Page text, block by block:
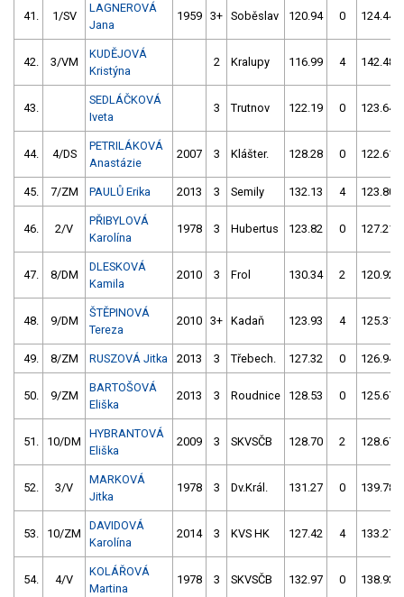
41. 1/SV
LAGNEROVÁ
Jana
1959 3+ Soběslav 120.94 0 124.44
42. 3/VM
KUDĚJOVÁ
Kristýna
2 Kralupy 116.99 4 142.48
43.
SEDLÁČKOVÁ
Iveta
3 Trutnov 122.19 0 123.64
44. 4/DS
PETRILÁKOVÁ
Anastázie
2007 3 Klášter. 128.28 0 122.61
45. 7/ZM PAULŮ Erika 2013 3 Semily 132.13 4 123.80
46. 2/V
PŘIBYLOVÁ
Karolína
1978 3 Hubertus 123.82 0 127.21
47. 8/DM
DLESKOVÁ
Kamila
2010 3 Frol 130.34 2 120.92
48. 9/DM
ŠTĚPINOVÁ
Tereza
2010 3+ Kadaň 123.93 4 125.31
49. 8/ZM RUSZOVÁ Jitka 2013 3 Třebech. 127.32 0 126.94
50. 9/ZM
BARTOŠOVÁ
Eliška
2013 3 Roudnice 128.53 0 125.67
51. 10/DM
HYBRANTOVÁ
Eliška
2009 3 SKVSČB 128.70 2 128.67
52. 3/V
MARKOVÁ
Jitka
1978 3 Dv.Král. 131.27 0 139.78
53. 10/ZM
DAVIDOVÁ
Karolína
2014 3 KVS HK 127.42 4 133.27
54. 4/V
KOLÁŘOVÁ
Martina
1978 3 SKVSČB 132.97 0 138.93